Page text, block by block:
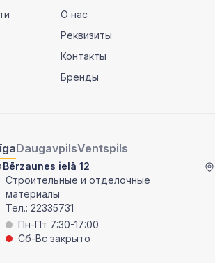
О нас
Реквизиты
Контакты
Бренды
DaugavpilsVentspils
Bērzaunes ielā 12
Строительные и отделочные
материалы
Тел.: 22335731
Пн-Пт 7:30-17:00
Сб-Вс закрыто